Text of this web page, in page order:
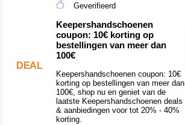
DEAL
Geverifieerd
Keepershandschoenen
coupon: 10€ korting op
bestellingen van meer dan
100€
Keepershandschoenen coupon: 10€
korting op bestellingen van meer dan
100€, shop nu en geniet van de
laatste Keepershandschoenen deals
& aanbiedingen voor tot 20% - 40%
korting.